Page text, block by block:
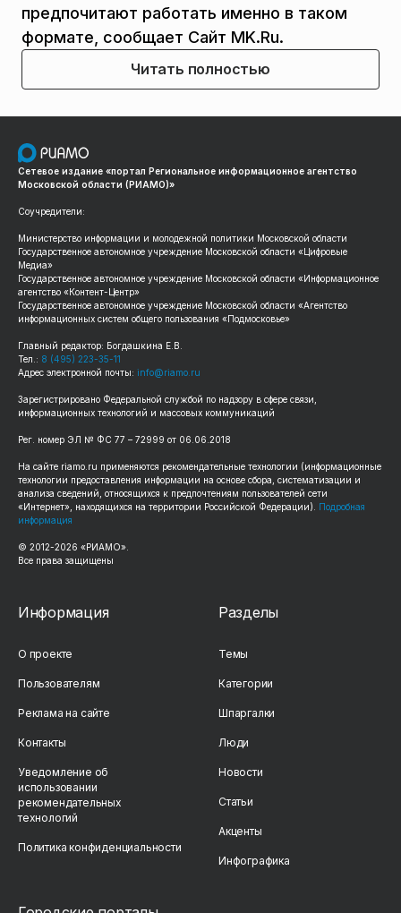
предпочитают работать именно в таком
формате, сообщает Сайт MK.Ru.
Читать полностью
Сетевое издание «портал Региональное информационное агентство
Московской области (РИАМО)»
Соучредители:
Министерство информации и молодежной политики Московской области
Государственное автономное учреждение Московской области «Цифровые
Медиа»
Государственное автономное учреждение Московской области «Информационное
агентство «Контент-Центр»
Государственное автономное учреждение Московской области «Агентство
информационных систем общего пользования «Подмосковье»
Главный редактор: Богдашкина Е.В.
Тел.: 8 (495) 223-35-11
Адрес электронной почты: info@riamo.ru
Зарегистрировано Федеральной службой по надзору в сфере связи,
информационных технологий и массовых коммуникаций
Рег. номер ЭЛ № ФС 77 – 72999 от 06.06.2018
На сайте riamo.ru применяются рекомендательные технологии (информационные
технологии предоставления информации на основе сбора, систематизации и
анализа сведений, относящихся к предпочтениям пользователей сети
«Интернет», находящихся на территории Российской Федерации).
Подробная
информация
© 2012-2026 «РИАМО».
Все права защищены
Информация
О проекте
Пользователям
Реклама на сайте
Контакты
Уведомление об
использовании
рекомендательных
технологий
Политика конфиденциальности
Разделы
Темы
Категории
Шпаргалки
Люди
Новости
Статьи
Акценты
Инфографика